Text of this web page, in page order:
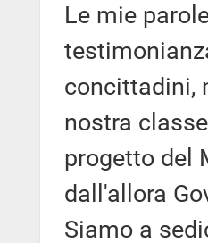
Le mie
concittadini,
nostra
progetto del
dall'allora
Siamo a